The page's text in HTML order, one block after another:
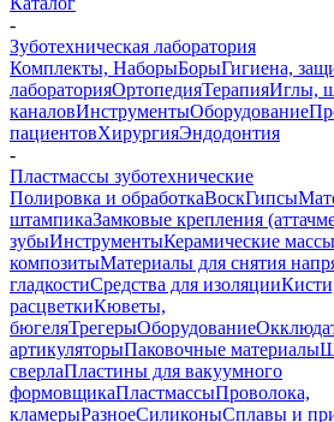
-
Зуботехническая лаборатория
Комплекты, НаборыБорыГигиена,
лабораторияОртопедияТерапияИглы,
каналовИнструментыОборудование
пациентовХирургияЭндодонтия
-
Пластмассы зуботехнические
Полировка и обработкаВоскГипсы
штампикаЗамковые крепления
зубыИнструментыКерамические
композитыМатериалы для снятия
гладкостиСредства для изоляции
расцветкиКюветы,
бюгеляТрегерыОборудование
артикуляторыПаковочные материалы
сверлаПластины для вакуумного
формовщикаПластмассыПроволока,
кламерыРазноеСиликоныСплавы и